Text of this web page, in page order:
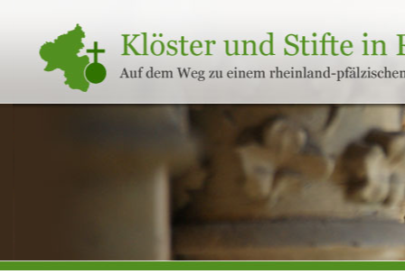
Klöster
und
Stifte
in
Rheinland-